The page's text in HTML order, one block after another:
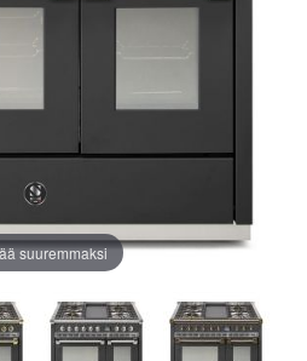
suuremmaksi